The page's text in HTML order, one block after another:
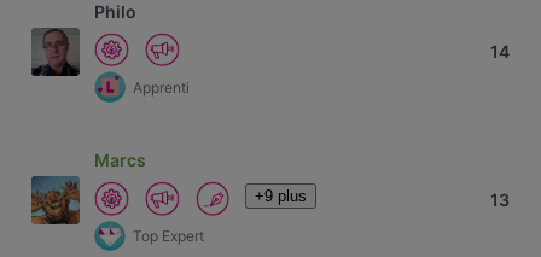
Philo
Apprenti
14
Marcs
+9 plus
Top Expert
13